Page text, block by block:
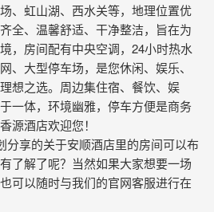
、虹山湖、西水关等，地理位置优
全、温馨舒适、干净整洁，旨在为
，房间配有中央空调，24小时热水
、大型停车场，是您休闲、娱乐、
想之选。周边集住宿、餐饮、娱
一体，环境幽雅，停车方便是商务
源酒店欢迎您！
分享的关于安顺酒店里的房间可以布
了解了呢？当然如果大家想要一场
可以随时与我们的官网客服进行在